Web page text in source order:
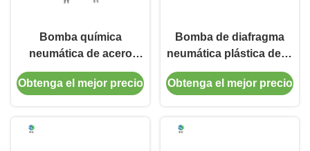
Bomba química
neumática de acero
inoxidable de QBY:
tamaño de partícula de
Obtenga el mejor precio
Bomba de diafragma
neumática plástica de la
ingeniería de QBY:
Autocebante, elevación
Obtenga el mejor precio